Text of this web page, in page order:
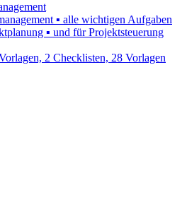
▪ alle wichtigen Aufgaben
▪ und für Projektsteuerung
2 Checklisten, 28 Vorlagen